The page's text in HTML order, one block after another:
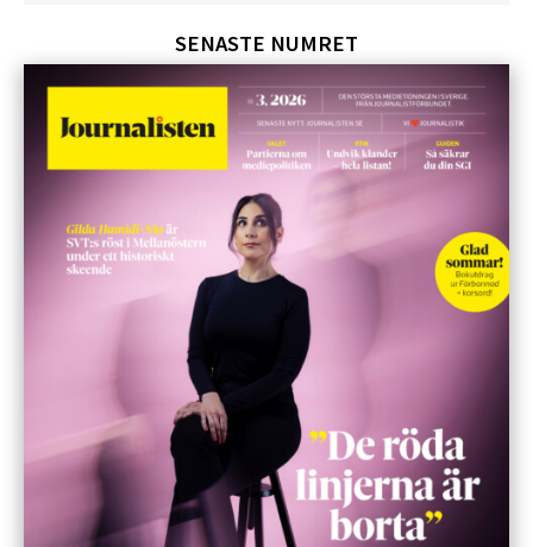
SENASTE NUMRET